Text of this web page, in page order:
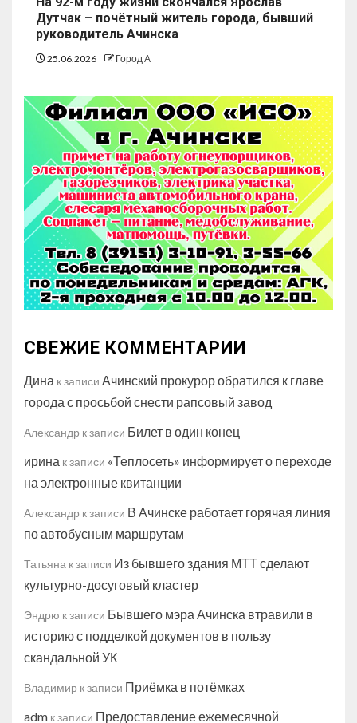
Дутчак – почётный житель города, бывший
руководитель Ачинска
25.06.2026 Город А
СВЕЖИЕ КОММЕНТАРИИ
Дина к записи Ачинский прокурор обратился к главе
города с просьбой снести рапсовый завод
Александр к записи Билет в один конец
ирина к записи «Теплосеть» информирует о переходе
на электронные квитанции
Александр к записи В Ачинске работает горячая линия
по автобусным маршрутам
Татьяна к записи Из бывшего здания МТТ сделают
культурно-досуговый кластер
Эндрю к записи Бывшего мэра Ачинска втравили в
историю с подделкой документов в пользу
скандальной УК
Владимир к записи Приёмка в потёмках
adm к записи Предоставление ежемесячной